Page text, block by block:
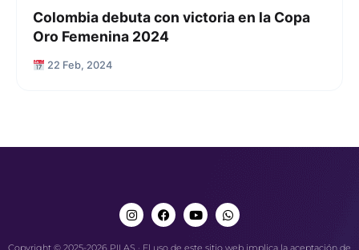
Colombia debuta con victoria en la Copa
Oro Femenina 2024
22 Feb, 2024